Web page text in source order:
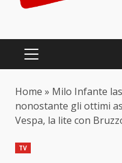
PRIMARY
Home » Milo Infante
nonostante gli ottimi
Vespa, la lite con
TV